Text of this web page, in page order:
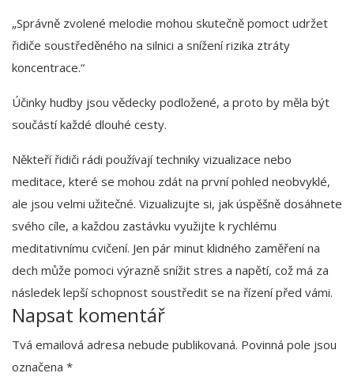
„Správně zvolené melodie mohou skutečně pomoct udržet
řidiče soustředěného na silnici a snížení rizika ztráty
koncentrace.“
Účinky hudby jsou vědecky podložené, a proto by měla být
součástí každé dlouhé cesty.
Někteří řidiči rádi používají techniky vizualizace nebo
meditace, které se mohou zdát na první pohled neobvyklé,
ale jsou velmi užitečné. Vizualizujte si, jak úspěšně dosáhnete
svého cíle, a každou zastávku využijte k rychlému
meditativnímu cvičení. Jen pár minut klidného zaměření na
dech může pomoci výrazně snížit stres a napětí, což má za
následek lepší schopnost soustředit se na řízení před vámi.
Napsat komentář
Tvá emailová adresa nebude publikovaná. Povinná pole jsou
označena *